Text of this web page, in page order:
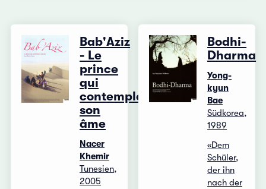
Bab'Aziz
- Le
prince
qui
contemplait
son
âme
Nacer
Khemir
Tunesien,
2005
Bodhi-
Dharma
Yong-
kyun
Bae
Südkorea,
1989
«Dem
Schüler,
der ihn
nach der